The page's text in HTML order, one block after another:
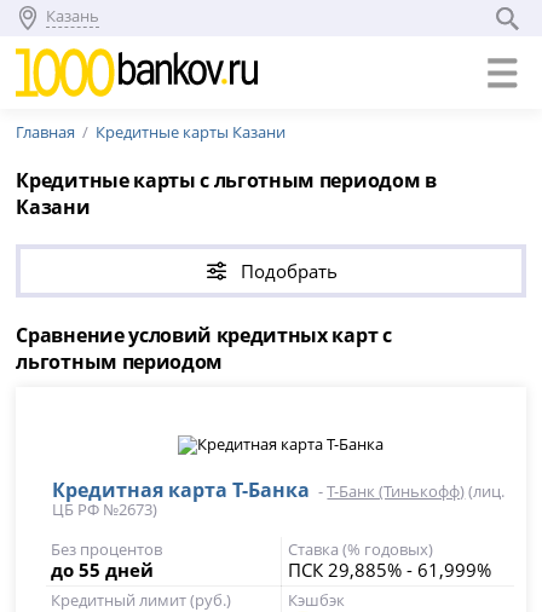
Казань
Главная Кредитные карты Казани
Кредитные карты с льготным периодом в
Казани
Подобрать
Сравнение условий кредитных карт с
льготным периодом
Кредитная карта Т-Банка -Т-Банк (Тинькофф)(лиц.
ЦБ РФ №2673)
Без процентов
до 55 дней
Ставка (% годовых)
ПСК 29,885% - 61,999%
Кредитный лимит (руб.) Кэшбэк